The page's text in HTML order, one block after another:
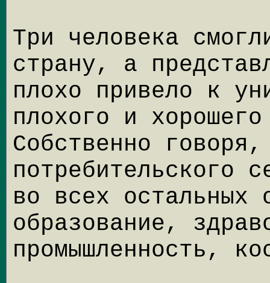
Три человека
страну, а
плохо привело к
плохого и
Собственно
потребительского
во всех остальных
образование,
промышленность,